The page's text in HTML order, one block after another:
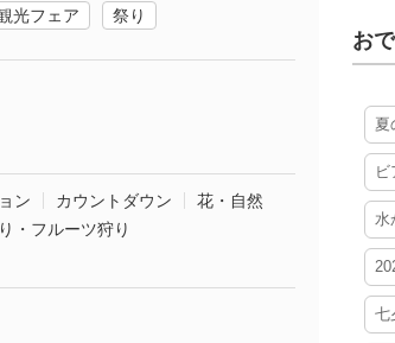
光フェア
祭り
ン カウントダウン
花・自然
・フルーツ狩り
お
夏
ビ
水
七